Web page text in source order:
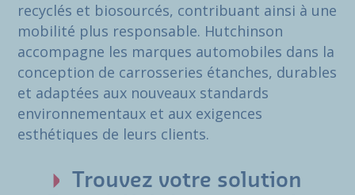
recyclés et biosourcés, contribuant ainsi à une
mobilité plus responsable. Hutchinson
accompagne les marques automobiles dans la
conception de carrosseries étanches, durables
et adaptées aux nouveaux standards
environnementaux et aux exigences
esthétiques de leurs clients.
Trouvez votre solution